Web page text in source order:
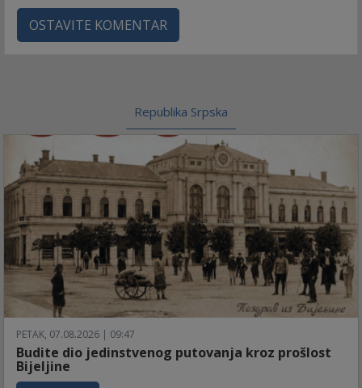
OSTAVITE KOMENTAR
Republika Srpska
PETAK, 07.08.2026 | 09:47
Budite dio jedinstvenog putovanja kroz prošlost
Bijeljine